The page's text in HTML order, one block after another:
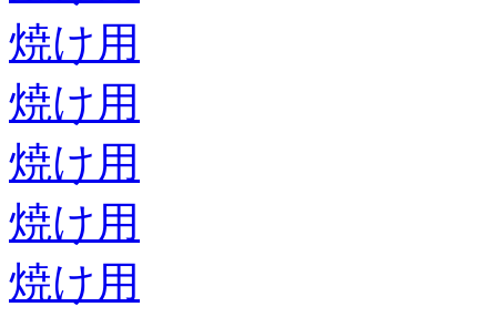
焼け用
焼け用
焼け用
焼け用
焼け用